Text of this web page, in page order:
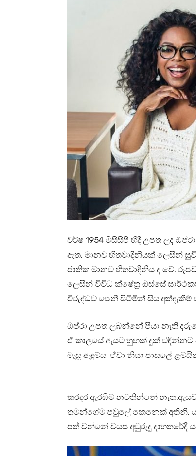
වර්ෂ 1954 මිසිසිපි හිදී උපත ලද
ඇත. මානව හිතවාදිනියක් ලෙසින්
ජාතික මානව හිතවාදිනිය ද වේ.
ලෙසින් විවිධ ක්ෂේත්‍ර ඔස්සේ
විරුද්ධව පෙනී සිටිමින් සිය අත්දැකීම්
ඔප්රා උපත ලබන්නේ පියා නැති
ඒ කාලයේ ඇයට හුඟක් දුක්
මැසූ ඇඳුම්ය. ඒවා නිසා පාසලේ
කරදර ඇරඹීම නවතින්නේ
තමන්ගේම පවුලේ කෙනෙක් අතිනි.
පත් වන්නේ වයස අවුරුදු දාහතරේදී